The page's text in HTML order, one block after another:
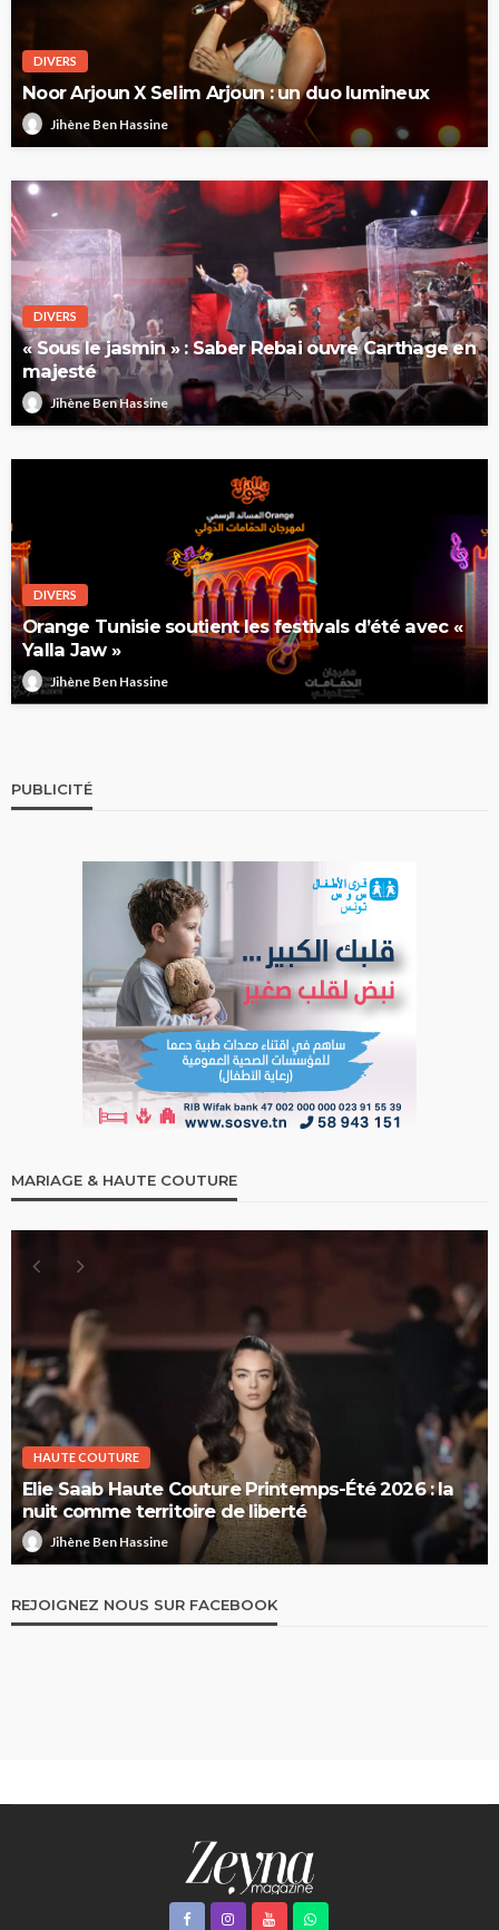
DIVERS
Noor Arjoun X Selim Arjoun : un duo lumineux
Jihène Ben Hassine
DIVERS
« Sous le jasmin » : Saber Rebai ouvre Carthage en
majesté
Jihène Ben Hassine
DIVERS
Orange Tunisie soutient les festivals d’été avec «
Yalla Jaw »
Jihène Ben Hassine
PUBLICITÉ
MARIAGE & HAUTE COUTURE
HAUTE COUTURE
Elie Saab Haute Couture Printemps-Été 2026 : la
nuit comme territoire de liberté
Jihène Ben Hassine
REJOIGNEZ NOUS SUR FACEBOOK